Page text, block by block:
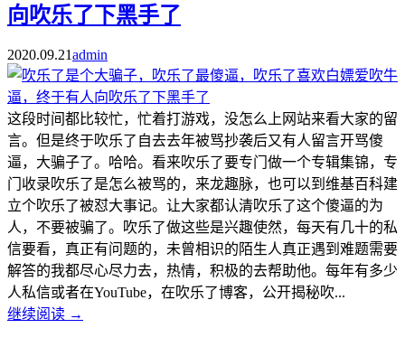
向吹乐了下黑手了
2020.09.21admin
这段时间都比较忙，忙着打游戏，没怎么上网站来看大家的留
言。但是终于吹乐了自去去年被骂抄袭后又有人留言开骂傻
逼，大骗子了。哈哈。看来吹乐了要专门做一个专辑集锦，专
门收录吹乐了是怎么被骂的，来龙趣脉，也可以到维基百科建
立个吹乐了被怼大事记。让大家都认清吹乐了这个傻逼的为
人，不要被骗了。吹乐了做这些是兴趣使然，每天有几十的私
信要看，真正有问题的，未曾相识的陌生人真正遇到难题需要
解答的我都尽心尽力去，热情，积极的去帮助他。每年有多少
人私信或者在YouTube，在吹乐了博客，公开揭秘吹...
继续阅读 →